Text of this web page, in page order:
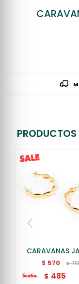
PRODUCTOS
CARAVANAS
$ 570 $ 710
$ 485